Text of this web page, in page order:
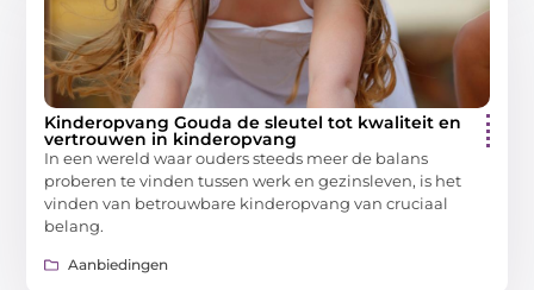
Kinderopvang Gouda de sleutel tot kwaliteit en
vertrouwen in kinderopvang
In een wereld waar ouders steeds meer de balans
proberen te vinden tussen werk en gezinsleven, is het
vinden van betrouwbare kinderopvang van cruciaal
belang.
Aanbiedingen